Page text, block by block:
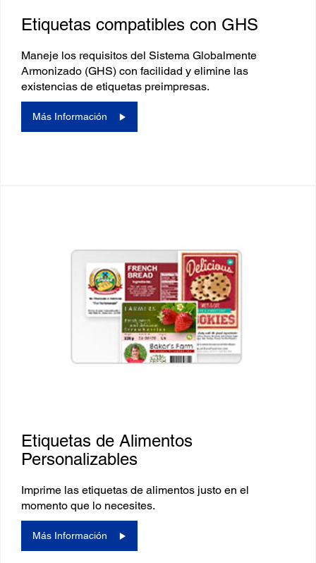
Etiquetas compatibles con GHS
Maneje los requisitos del Sistema Globalmente
Armonizado (GHS) con facilidad y elimine las
existencias de etiquetas preimpresas.
Más Información
Etiquetas de Alimentos
Personalizables
Imprime las etiquetas de alimentos justo en el
momento que lo necesites.
Más Información